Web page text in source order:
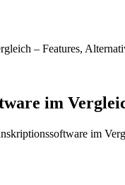
– Features,
im
im